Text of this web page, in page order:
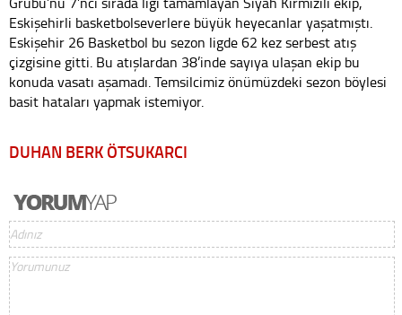
Eskişehirli basketbolseverlere büyük heyecanlar yaşatmıştı.
Eskişehir 26 Basketbol bu sezon ligde 62 kez serbest atış
çizgisine gitti. Bu atışlardan 38’inde sayıya ulaşan ekip bu
konuda vasatı aşamadı. Temsilcimiz önümüzdeki sezon böylesi
basit hataları yapmak istemiyor.
DUHAN BERK ÖTSUKARCI